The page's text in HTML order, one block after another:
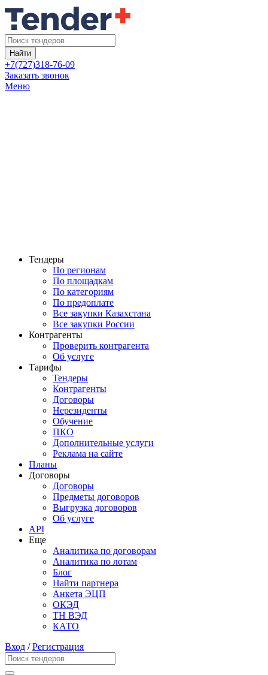
Найти
+7(727)318-76-09
Заказать звонок
Меню
Тендеры
По регионам
По площадкам
По категориям
По предоплате
Все закупки Казахстана
Все закупки России
Контрагенты
Проверить контрагента
Об услуге
Тарифы
Тендеры
Контрагенты
Договоры
Нерезиденты
Обучение
ПКО
Дополнительные услуги
Реклама на сайте
Планы
Договоры
Договоры
Предметы договоров
Выгрузка договоров
Об услуге
API
Еще
Аналитика по договорам
Аналитика по лотам
Блог
Найти партнера
Анкета ЭЦП
ОКЭД
ТН ВЭД
КАТО
Вход /Регистрация